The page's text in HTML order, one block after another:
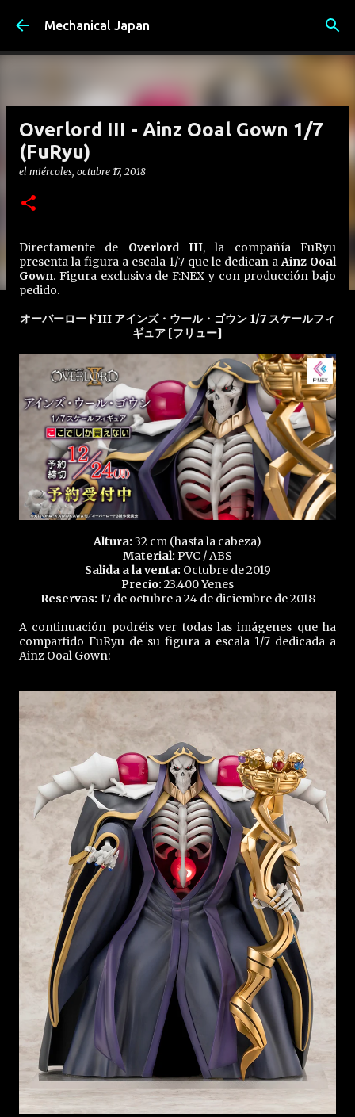
Ir al contenido principal
Mechanical Japan
Overlord III - Ainz Ooal Gown 1/7
(FuRyu)
el miércoles, octubre 17, 2018
Directamente de Overlord III, la compañía FuRyu
presenta la figura a escala 1/7 que le dedican aAinz Ooal
Gown. Figura exclusiva de F:NEX y con producción bajo
pedido.
オーバーロードIII アインズ・ウール・ゴウン 1/7 スケールフィ
ギュア [フリュー]
Altura: 32 cm (hasta la cabeza)
Material: PVC / ABS
Salida a la venta: Octubre de 2019
Precio: 23.400 Yenes
Reservas: 17 de octubre a 24 de diciembre de 2018
A continuación podréis ver todas las imágenes que ha
compartido FuRyu de su figura a escala 1/7 dedicada a
Ainz Ooal Gown: